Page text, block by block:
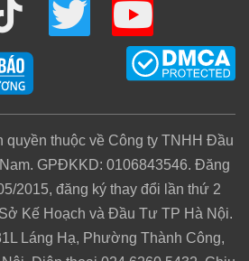
quyền thuộc về Công ty TNHH Đầu
GPĐKKD: 0106843546. Đăng
2015, đăng ký thay đổi lần thứ 2
Kế Hoạch và Đầu Tư TP Hà Nội.
Láng Hạ, Phường Thành Công,